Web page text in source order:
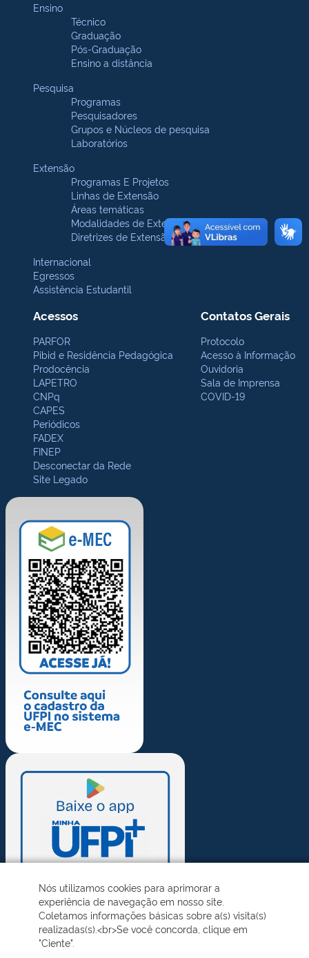
Ensino
Técnico
Graduação
Pós-Graduação
Ensino a distância
Pesquisa
Programas
Pesquisadores
Grupos e Núcleos de pesquisa
Laboratórios
Extensão
Programas E Projetos
Linhas de Extensão
Áreas temáticas
Modalidades de Extensão
Diretrizes de Extensão
Internacional
Egressos
Assistência Estudantil
Acessos
PARFOR
Pibid e Residência Pedagógica
Prodocência
LAPETRO
CNPq
CAPES
Periódicos
FADEX
FINEP
Desconectar da Rede
Site Legado
Contatos Gerais
Protocolo
Acesso à Informação
Ouvidoria
Sala de Imprensa
COVID-19
Nós utilizamos cookies para aprimorar a
experiência de navegação em nosso site.
Coletamos informações básicas sobre a(s) visita(s)
realizadas(s).<br>Se você concorda, clique em
"Ciente".